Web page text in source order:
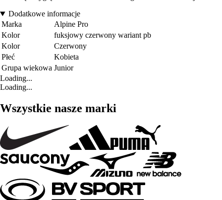
Dodatkowe informacje
Marka
Alpine Pro
Kolor
fuksjowy czerwony wariant pb
Kolor
Czerwony
Płeć
Kobieta
Grupa wiekowa Junior
Loading...
Loading...
Wszystkie nasze marki